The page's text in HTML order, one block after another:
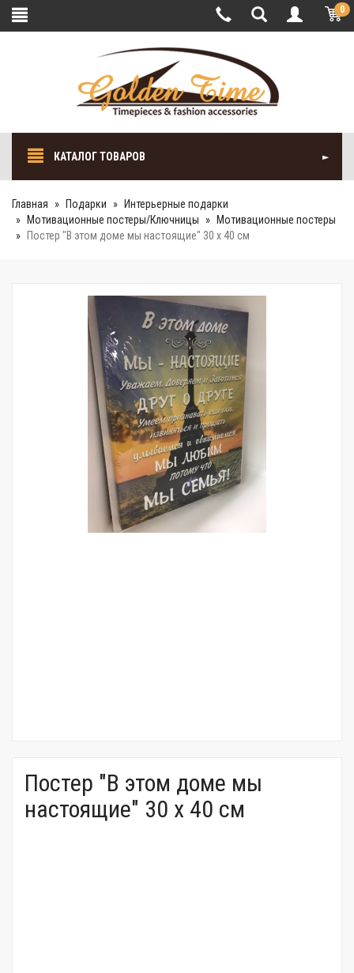
0
КАТАЛОГ ТОВАРОВ
Главная Подарки
Интерьерные подарки
Мотивационные постеры/Ключницы
Мотивационные постеры
Постер "В этом доме мы настоящие" 30 x 40 см
Постер "В этом доме мы
настоящие" 30 x 40 см